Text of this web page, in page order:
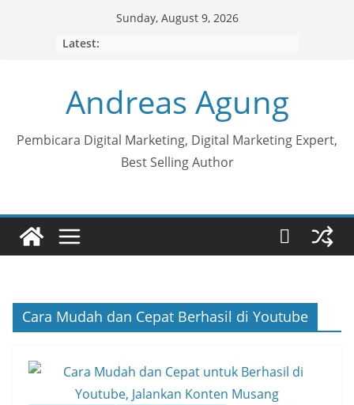
Sunday, August 9, 2026
Latest:
Andreas Agung
Pembicara Digital Marketing, Digital Marketing Expert,
Best Selling Author
Cara Mudah dan Cepat Berhasil di Youtube